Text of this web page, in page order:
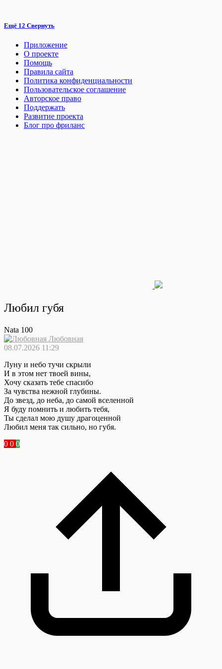
Ещё 12 Свернуть
Приложение
О проекте
Помощь
Правила сайта
Политика конфиденциальности
Пользовательское соглашение
Авторское право
Поддержать
Развитие проекта
Блог про фриланс
Любил губя
Nata 100
Любовная
08.07.2026 11:29
Луну и небо тучи скрыли
И в этом нет твоей вины,
Хочу сказать тебе спасибо
За чувства нежной глубины.
До звезд, до неба, до самой вселенной
Я буду помнить и любить тебя,
Ты сделал мою душу драгоценной
Любил меня так сильно, но губя.
0 0 0